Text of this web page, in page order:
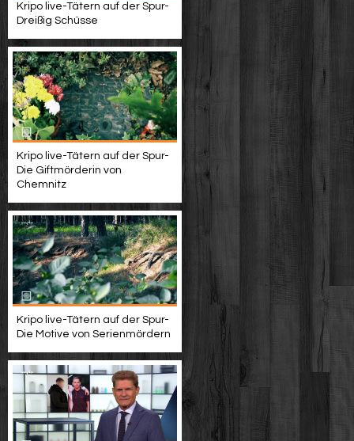
Kripo live-Tätern auf der Spur-
Dreißig Schüsse
Kripo live-Tätern auf der Spur-
Die Giftmörderin von
Chemnitz
Kripo live-Tätern auf der Spur-
Die Motive von Serienmördern